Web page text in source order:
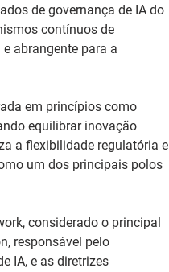
de governança de IA do
contínuos de
abrangente para a
em princípios como
equilibrar inovação
a flexibilidade regulatória e
um dos principais polos
considerado o principal
responsável pelo
IA, e as diretrizes